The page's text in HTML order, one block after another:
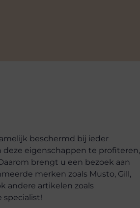
beschermd bij ieder
deze eigenschappen te profiteren,
brengt u een bezoek aan
merken zoals Musto, Gill,
andere artikelen zoals
specialist!